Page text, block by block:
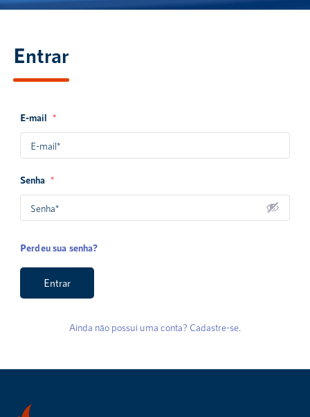
Entrar
E-mail *
Senha *
Perdeu sua senha?
Entrar
Ainda não possui uma conta? Cadastre-se.